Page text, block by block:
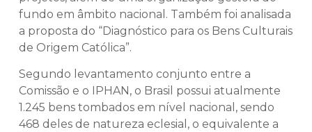
fundo em âmbito nacional. Também foi analisada
a proposta do “Diagnóstico para os Bens Culturais
de Origem Católica”.
Segundo levantamento conjunto entre a
Comissão e o IPHAN, o Brasil possui atualmente
1.245 bens tombados em nível nacional, sendo
468 deles de natureza eclesial, o equivalente a